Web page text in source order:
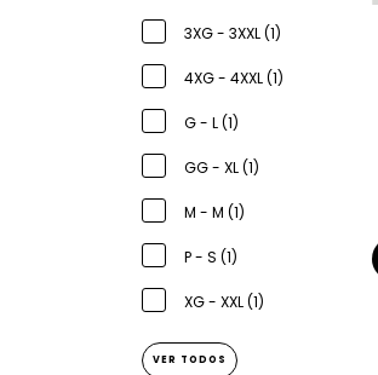
3XG - 3XXL (1)
4XG - 4XXL (1)
G - L (1)
GG - XL (1)
M - M (1)
P - S (1)
XG - XXL (1)
VER TODOS